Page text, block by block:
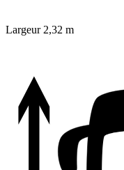
Largeur 2,32 m